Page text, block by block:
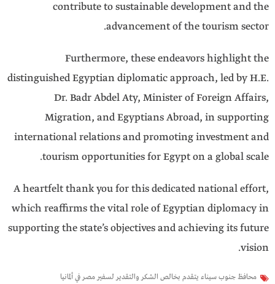
contribute to sustainable development and the
advancement of the tourism sector.
Furthermore, these endeavors highlight the
distinguished Egyptian diplomatic approach, led by H.E.
Dr. Badr Abdel Aty, Minister of Foreign Affairs,
Migration, and Egyptians Abroad, in supporting
international relations and promoting investment and
tourism opportunities for Egypt on a global scale.
A heartfelt thank you for this dedicated national effort,
which reaffirms the vital role of Egyptian diplomacy in
supporting the state’s objectives and achieving its future
vision.
محافظ جنوب سيناء يتقدم بخالص الشكر والتقدير لسفير مصر في ألمانيا